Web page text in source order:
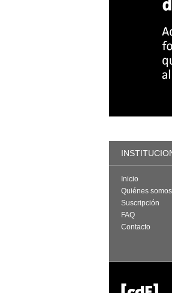
Inicio
Quiénes somos
Suscripción
FAQ
Contacto